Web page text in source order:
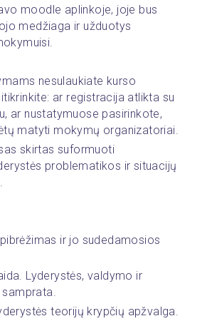
moodle aplinkoje, joje bus
medžiaga ir užduotys
nesulaukiate kurso
ar registracija atlikta su
ar nustatymuose pasirinkote,
matyti mokymų organizatoriai.
skirtas suformuoti
problematikos ir situacijų
ir jo sudedamosios
Lyderystės, valdymo ir
teorijų krypčių apžvalga.